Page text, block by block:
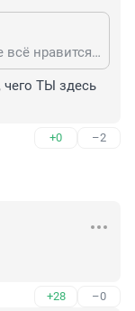
Может тебя пора отослать, тебе же всё нравится, значит разруха именно из-за таких как ТЫ
ТЫ здесь
+0 –2
+28 –0